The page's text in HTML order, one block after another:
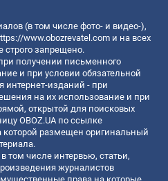
(в том числе фото- и видео-),
www.obozrevatel.com и на всех
запрещено.
получении письменного
и при условии обязательной
интернет-изданий - при
на их использование и при
открытой для поисковых
OBOZ.UA по ссылке
которой размещен оригинальный
том числе интервью, статьи,
журналистов